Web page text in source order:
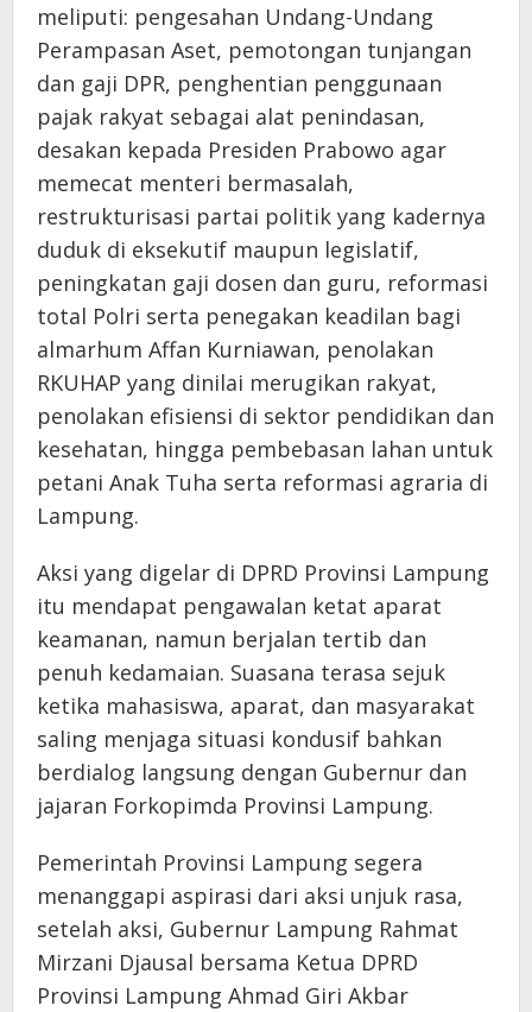
meliputi: pengesahan Undang-Undang
Perampasan Aset, pemotongan tunjangan
dan gaji DPR, penghentian penggunaan
pajak rakyat sebagai alat penindasan,
desakan kepada Presiden Prabowo agar
memecat menteri bermasalah,
restrukturisasi partai politik yang kadernya
duduk di eksekutif maupun legislatif,
peningkatan gaji dosen dan guru, reformasi
total Polri serta penegakan keadilan bagi
almarhum Affan Kurniawan, penolakan
RKUHAP yang dinilai merugikan rakyat,
penolakan efisiensi di sektor pendidikan dan
kesehatan, hingga pembebasan lahan untuk
petani Anak Tuha serta reformasi agraria di
Lampung.
Aksi yang digelar di DPRD Provinsi Lampung
itu mendapat pengawalan ketat aparat
keamanan, namun berjalan tertib dan
penuh kedamaian. Suasana terasa sejuk
ketika mahasiswa, aparat, dan masyarakat
saling menjaga situasi kondusif bahkan
berdialog langsung dengan Gubernur dan
jajaran Forkopimda Provinsi Lampung.
Pemerintah Provinsi Lampung segera
menanggapi aspirasi dari aksi unjuk rasa,
setelah aksi, Gubernur Lampung Rahmat
Mirzani Djausal bersama Ketua DPRD
Provinsi Lampung Ahmad Giri Akbar